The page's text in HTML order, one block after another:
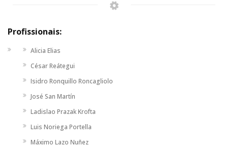
Profissionais:
Alicia Elias
César Reátegui
Isidro Ronquillo Roncagliolo
José San Martín
Ladislao Prazak Krofta
Luis Noriega Portella
Máximo Lazo Nuñez